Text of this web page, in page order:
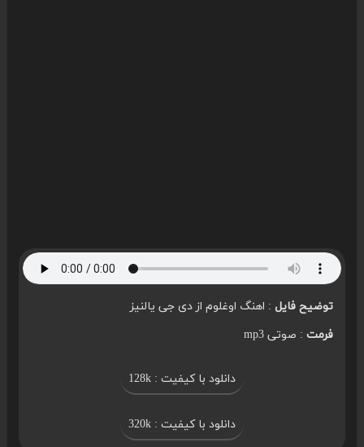
توضیح فایل: اهنگ اوغلوم از دی جی یالنیز
فرمت: صوتی mp3
دانلود با کیفیت : 128k
دانلود با کیفیت : 320k